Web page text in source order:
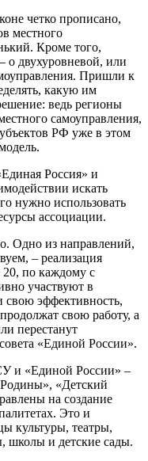
четко прописано,
местного
Кроме того,
о двухуровневой, или
Пришли к
какую им
ведь регионы
самоуправления,
РФ уже в этом
Россия» и
искать
нужно использовать
ассоциации.
Одно из направлений,
– реализация
по каждому с
участвуют в
свою эффективность,
свою работу, а
перестанут
«Единой России».
и «Единой России» –
Родины», «Детский
на создание
Это и
культуры, театры,
школы и детские сады.